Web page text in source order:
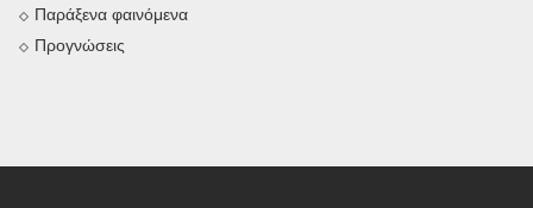
Παράξενα φαινόμενα
Προγνώσεις